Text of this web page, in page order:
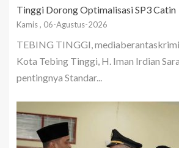
Tinggi Dorong Optimalisasi SP3 Catin
Kamis , 06-Agustus-2026
TEBING TINGGI,
Kota Tebing Tinggi, H. Iman Irdian
pentingnya Standar...